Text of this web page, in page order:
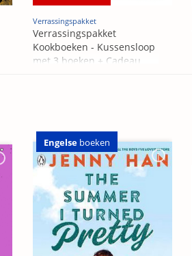
Verrassingspakket
Verrassingspakket
Kookboeken - Kussensloop
met 3 boeken + Cadeau
Engelse boeken